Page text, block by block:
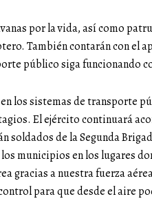
por la vida, así como
También contarán con el
público siga funcionando
los sistemas de transporte
El ejército continuará
soldados de la Segunda
municipios en los lugares
gracias a nuestra fuerza
para que desde el aire